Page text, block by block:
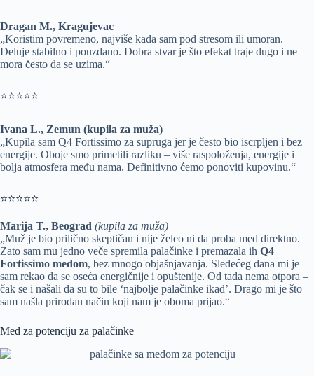
Dragan M., Kragujevac
„Koristim povremeno, najviše kada sam pod stresom ili umoran.
Deluje stabilno i pouzdano. Dobra stvar je što efekat traje dugo i ne
mora često da se uzima.“
⭐⭐⭐⭐⭐
Ivana L., Zemun (kupila za muža)
„Kupila sam Q4 Fortissimo za supruga jer je često bio iscrpljen i bez
energije. Oboje smo primetili razliku – više raspoloženja, energije i
bolja atmosfera među nama. Definitivno ćemo ponoviti kupovinu.“
⭐⭐⭐⭐⭐
Marija T., Beograd (kupila za muža)
„Muž je bio prilično skeptičan i nije želeo ni da proba med direktno.
Zato sam mu jedno veče spremila palačinke i premazala ih Q4
Fortissimo medom, bez mnogo objašnjavanja. Sledećeg dana mi je
sam rekao da se oseća energičnije i opuštenije. Od tada nema otpora –
čak se i našali da su to bile ‘najbolje palačinke ikad’. Drago mi je što
sam našla prirodan način koji nam je oboma prijao.“
Med za potenciju za palačinke